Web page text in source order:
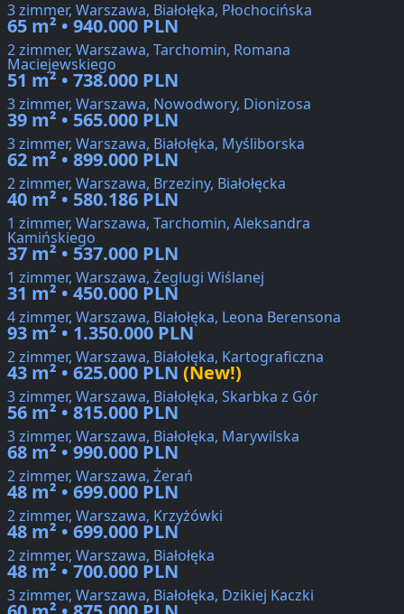
3 zimmer, Warszawa, Białołęka, Płochocińska
65 m² • 940.000 PLN
2 zimmer, Warszawa, Tarchomin, Romana
Maciejewskiego
51 m² • 738.000 PLN
3 zimmer, Warszawa, Nowodwory, Dionizosa
39 m² • 565.000 PLN
3 zimmer, Warszawa, Białołęka, Myśliborska
62 m² • 899.000 PLN
2 zimmer, Warszawa, Brzeziny, Białołęcka
40 m² • 580.186 PLN
1 zimmer, Warszawa, Tarchomin, Aleksandra
Kamińskiego
37 m² • 537.000 PLN
1 zimmer, Warszawa, Żeglugi Wiślanej
31 m² • 450.000 PLN
4 zimmer, Warszawa, Białołęka, Leona Berensona
93 m² • 1.350.000 PLN
2 zimmer, Warszawa, Białołęka, Kartograficzna
43 m² • 625.000 PLN (New!)
3 zimmer, Warszawa, Białołęka, Skarbka z Gór
56 m² • 815.000 PLN
3 zimmer, Warszawa, Białołęka, Marywilska
68 m² • 990.000 PLN
2 zimmer, Warszawa, Żerań
48 m² • 699.000 PLN
2 zimmer, Warszawa, Krzyżówki
48 m² • 699.000 PLN
2 zimmer, Warszawa, Białołęka
48 m² • 700.000 PLN
3 zimmer, Warszawa, Białołęka, Dzikiej Kaczki